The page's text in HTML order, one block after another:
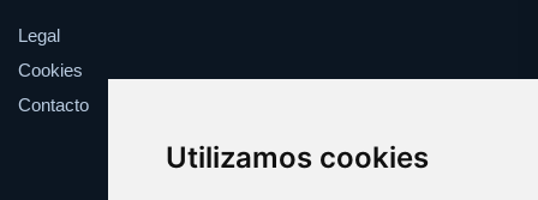
Utilizamos cookies
Legal
Cookies
Contacto